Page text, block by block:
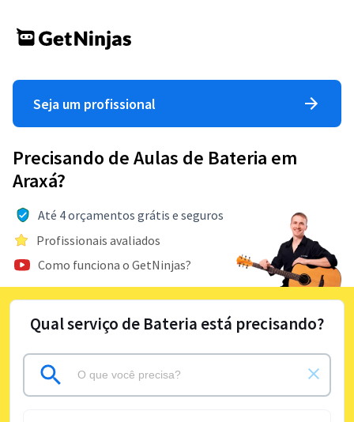
Seja um profissional
Precisando de Aulas de Bateria em
Araxá?
Até 4 orçamentos grátis e seguros
Profissionais avaliados
Como funciona o GetNinjas?
Qual serviço de Bateria está precisando?